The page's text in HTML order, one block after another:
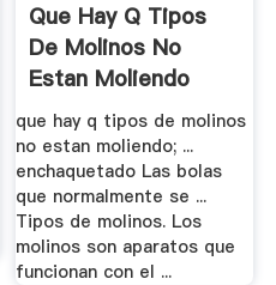
Que Hay Q Tipos
De Molinos No
Estan Moliendo
que hay q tipos de molinos
no estan moliendo; ...
enchaquetado Las bolas
que normalmente se ...
Tipos de molinos. Los
molinos son aparatos que
funcionan con el ...